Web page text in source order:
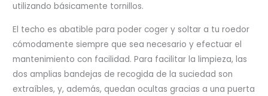
utilizando básicamente tornillos.
El techo es abatible para poder coger y soltar a tu roedor
cómodamente siempre que sea necesario y efectuar el
mantenimiento con facilidad. Para facilitar la limpieza, las
dos amplias bandejas de recogida de la suciedad son
extraíbles, y, además, quedan ocultas gracias a una puerta